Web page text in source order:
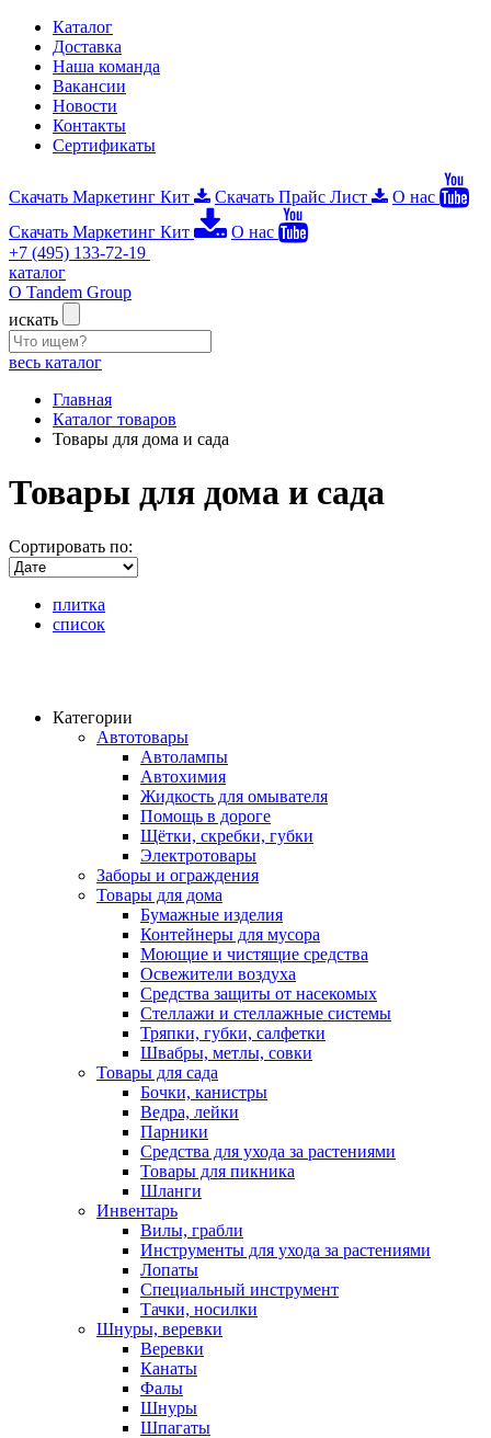
Каталог
Доставка
Наша команда
Вакансии
Новости
Контакты
Сертификаты
Скачать Маркетинг Кит Скачать Прайс Лист
О нас
Скачать Маркетинг Кит
О нас
+7 (495) 133-72-19
каталог
О Tandem Group
искать
весь каталог
Главная
Каталог товаров
Товары для дома и сада
Товары для дома и сада
Сортировать по:
плитка
список
Категории
Автотовары
Автолампы
Автохимия
Жидкость для омывателя
Помощь в дороге
Щётки, скребки, губки
Электротовары
Заборы и ограждения
Товары для дома
Бумажные изделия
Контейнеры для мусора
Моющие и чистящие средства
Освежители воздуха
Средства защиты от насекомых
Стеллажи и стеллажные системы
Тряпки, губки, салфетки
Швабры, метлы, совки
Товары для сада
Бочки, канистры
Ведра, лейки
Парники
Средства для ухода за растениями
Товары для пикника
Шланги
Инвентарь
Вилы, грабли
Инструменты для ухода за растениями
Лопаты
Специальный инструмент
Тачки, носилки
Шнуры, веревки
Веревки
Канаты
Фалы
Шнуры
Шпагаты